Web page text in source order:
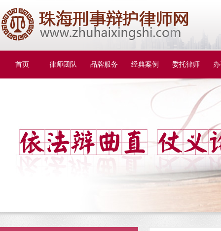
首页 律师团队 品牌服务 经典案例 委托律师